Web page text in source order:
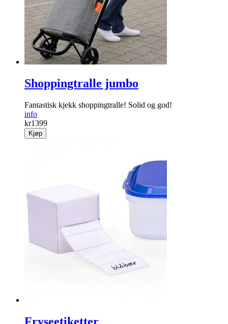
Shoppingtralle jumbo
Fantastisk kjekk shoppingtralle! Solid og god!
info
kr1399
Kjøp